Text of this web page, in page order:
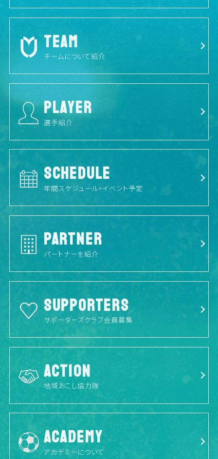
TEAM
チームについて紹介
PLAYER
選手紹介
SCHEDULE
年間スケジュール・イベント予定
PARTNER
パートナーを紹介
SUPPORTERS
サポーターズクラブ会員募集
ACTION
地域おこし協力隊
ACADEMY
アカデミーについて